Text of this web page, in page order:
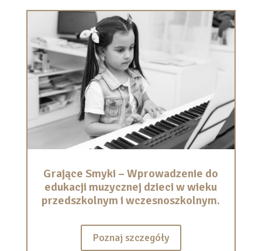
Grające Smyki – Wprowadzenie do
edukacji muzycznej dzieci w wieku
przedszkolnym i wczesnoszkolnym.
Poznaj szczegóły